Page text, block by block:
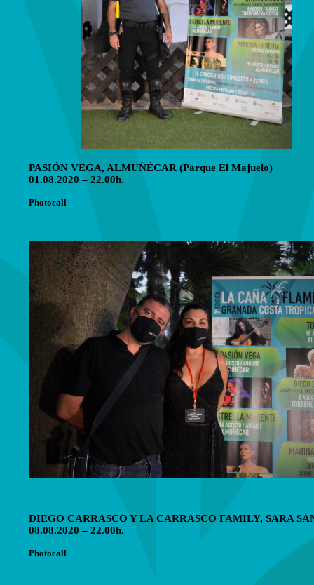
Photocall
DIEGO CARRASCO Y LA CARRASCO FAMILY, SARA
08.08.2020 – 22.00h.
PASIÓN VEGA, ALMUÑÉCAR (Parque El Majuelo)
01.08.2020 – 22.00h.
Photocall